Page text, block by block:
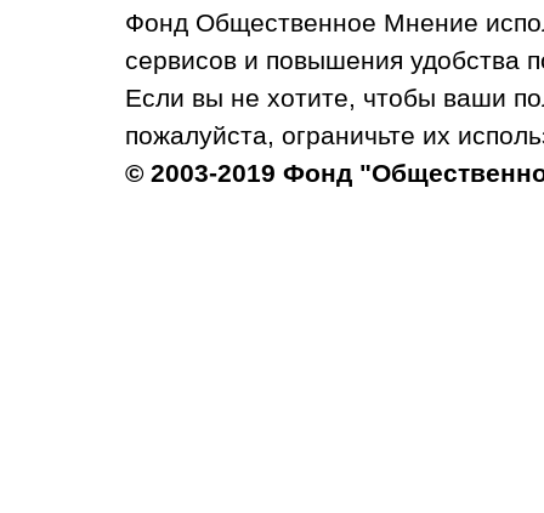
Фонд Общественное Мнение
сервисов и повышения удобства
Если вы не хотите, чтобы ваши
пожалуйста, ограничьте их
© 2003-2019 Фонд